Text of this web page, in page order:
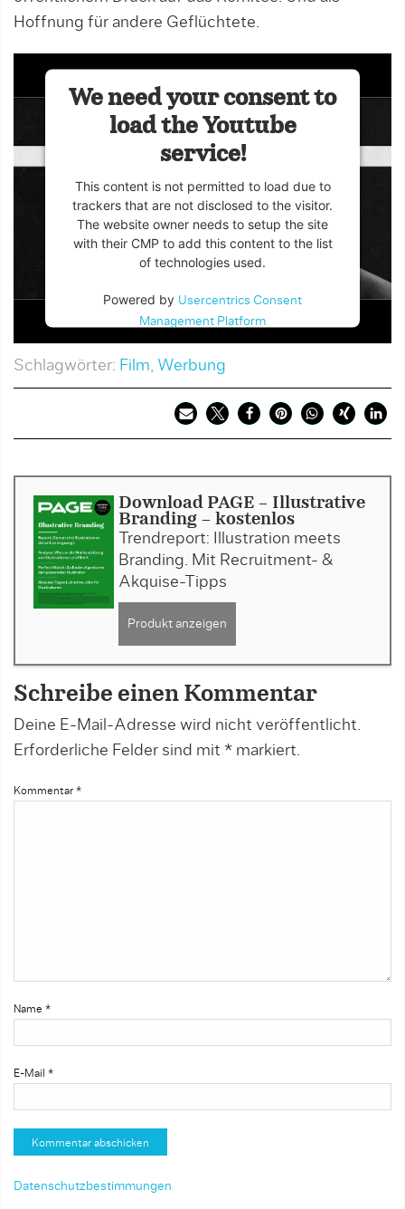
Hoffnung für andere Geflüchtete.
We need your consent to
load the Youtube
service!
This content is not permitted to load due to
trackers that are not disclosed to the visitor.
The website owner needs to setup the site
with their CMP to add this content to the list
of technologies used.
Powered by Usercentrics Consent
Management Platform
Schlagwörter: Film Werbung
Download PAGE - Illustrative
Branding - kostenlos
Trendreport: Illustration meets
Branding. Mit Recruitment- &
Akquise-Tipps
Produkt anzeigen
Schreibe einen Kommentar
Deine E-Mail-Adresse wird nicht veröffentlicht.
Erforderliche Felder sind mit * markiert.
Kommentar *
Name *
E-Mail *
Datenschutzbestimmungen